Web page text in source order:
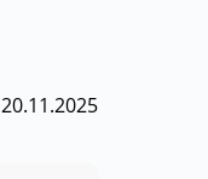
20.11.2025